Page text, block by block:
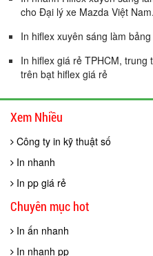
cho Đại lý xe Mazda Việt
In hiflex xuyên sáng làm
In hiflex giá rẻ TPHCM,
trên bạt hiflex giá rẻ
Xem Nhiều
Công ty in kỹ thuật số
In nhanh
In pp giá rẻ
Chuyên mục hot
In ấn nhanh
In nhanh pp